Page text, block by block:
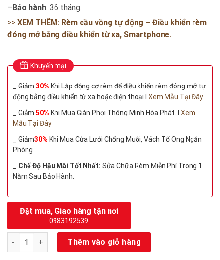
– Bảo hành: 36 tháng.
>> XEM THÊM: Rèm cầu vồng tự động – Điều khiển rèm
đóng mở bằng điều khiển từ xa, Smartphone.
Khuyến mại
_ Giảm 30% Khi Lắp động cơ rèm để điều khiển rèm đóng mở tự
động bằng điều khiển từ xa hoặc điện thoại I Xem Mẫu Tại Đây
_ Giảm 50% Khi Mua Giàn Phơi Thông Minh Hòa Phát. I Xem
Mẫu Tại Đây
_ Giảm30% Khi Mua Cửa Lưới Chống Muỗi, Vách Tổ Ong Ngăn
Phòng
Chế Độ Hậu Mãi Tốt Nhất: Sửa Chữa Rèm Miễn Phí Trong 1
Năm Sau Bảo Hành.
Đặt mua, Giao hàng tận nơi
0983192539
Rèm cầu vồng Hàn Quốc mã Carmen số lượng
Thêm vào giỏ hàng